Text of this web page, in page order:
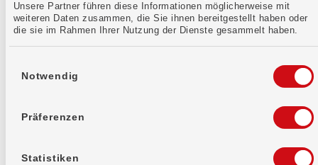
Unsere Partner führen diese Informationen möglicherweise mit
weiteren Daten zusammen, die Sie ihnen bereitgestellt haben oder
die sie im Rahmen Ihrer Nutzung der Dienste gesammelt haben.
Notwendig
Präferenzen
Statistiken
Die Hinweise zumDatenschutzhabe ich zur
Kenntnis genommen.